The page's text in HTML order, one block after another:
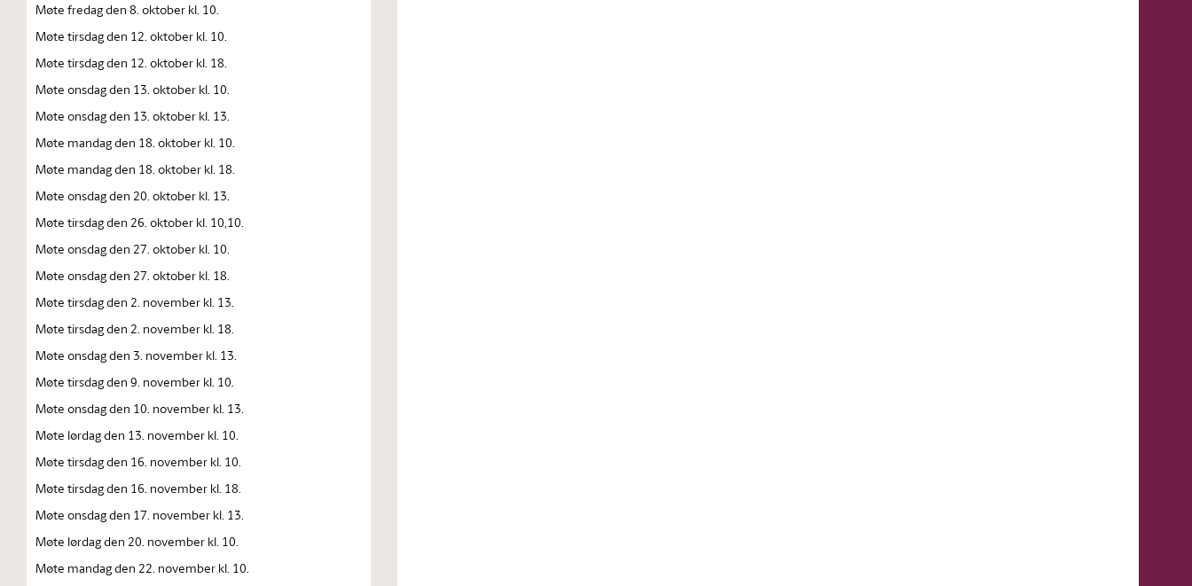
Møte fredag den 8. oktober kl. 10.
Møte tirsdag den 12. oktober kl. 10.
Møte tirsdag den 12. oktober kl. 18.
Møte onsdag den 13. oktober kl. 10.
Møte onsdag den 13. oktober kl. 13.
Møte mandag den 18. oktober kl. 10.
Møte mandag den 18. oktober kl. 18.
Møte onsdag den 20. oktober kl. 13.
Møte tirsdag den 26. oktober kl. 10,10.
Møte onsdag den 27. oktober kl. 10.
Møte onsdag den 27. oktober kl. 18.
Møte tirsdag den 2. november kl. 13.
Møte tirsdag den 2. november kl. 18.
Møte onsdag den 3. november kl. 13.
Møte tirsdag den 9. november kl. 10.
Møte onsdag den 10. november kl. 13.
Møte lørdag den 13. november kl. 10.
Møte tirsdag den 16. november kl. 10.
Møte tirsdag den 16. november kl. 18.
Møte onsdag den 17. november kl. 13.
Møte lørdag den 20. november kl. 10.
Møte mandag den 22. november kl. 10.